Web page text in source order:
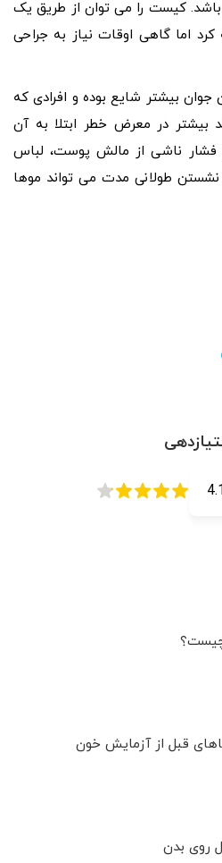
باشد. کیست را می توان از طریق یک
اما گاهی اوقات نیاز به جراحی
جوان بیشتر شایع بوده و افرادی که
بیشتر در معرض خطر ابتلا به آن
ناشی از مالش پوست، لباس‌
طولانی ‌مدت می‌ تواند موها
قبل از آزمایش خون
روی بدن